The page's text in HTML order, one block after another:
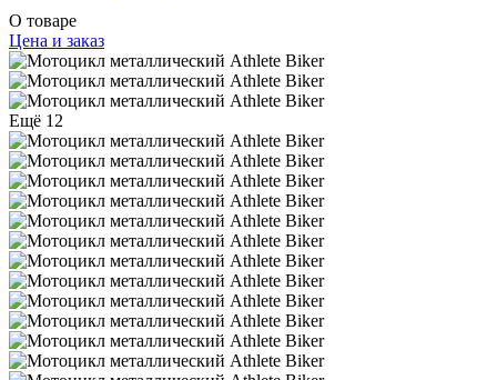
О товаре
Цена и заказ
Ещё 12